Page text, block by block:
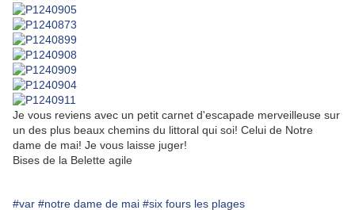
Je vous reviens avec un petit carnet d'escapade merveilleuse sur
un des plus beaux chemins du littoral qui soi! Celui de Notre
dame de mai! Je vous laisse juger!
Bises de la Belette agile
#var #notre dame de mai #six fours les plages